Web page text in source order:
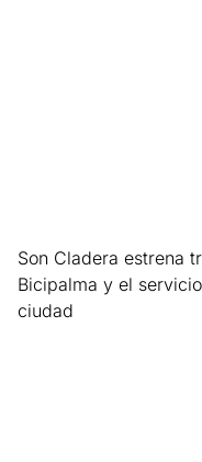
Son Cladera estrena
Bicipalma y el
ciudad